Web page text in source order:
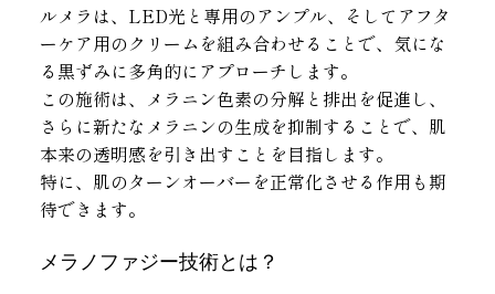
ルメラは、LED光と専用のアンプル、そしてアフタ
ーケア用のクリームを組み合わせることで、気にな
る黒ずみに多角的にアプローチします。
この施術は、メラニン色素の分解と排出を促進し、
さらに新たなメラニンの生成を抑制することで、肌
本来の透明感を引き出すことを目指します。
特に、肌のターンオーバーを正常化させる作用も期
待できます。
メラノファジー技術とは？